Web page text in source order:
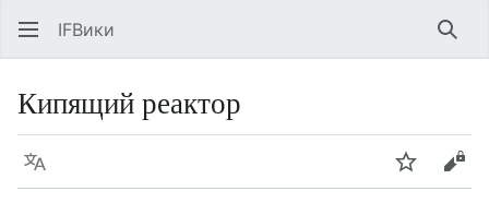
IFВики
Кипящий реактор
Язык Следить